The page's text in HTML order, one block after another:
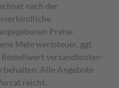
nach der
Preise
Mehrwertsteuer, ggf.
Bestell­wert versand­kosten­
Alle Angebote
reicht.